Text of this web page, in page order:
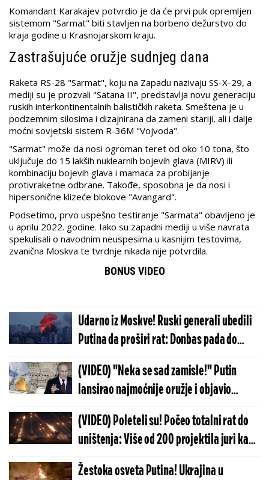
Komandant Karakajev potvrdio je da će prvi puk opremljen
sistemom "Sarmat" biti stavljen na borbeno dežurstvo do
kraja godine u Krasnojarskom kraju.
Zastrašujuće oružje sudnjeg dana
Raketa RS-28 "Sarmat", koju na Zapadu nazivaju SS-X-29, a
mediji su je prozvali "Satana II", predstavlja novu generaciju
ruskih interkontinentalnih balističkih raketa. Smeštena je u
podzemnim silosima i dizajnirana da zameni stariji, ali i dalje
moćni sovjetski sistem R-36M "Vojvoda".
"Sarmat" može da nosi ogroman teret od oko 10 tona, što
uključuje do 15 lakših nuklearnih bojevih glava (MIRV) ili
kombinaciju bojevih glava i mamaca za probijanje
protivraketne odbrane. Takođe, sposobna je da nosi i
hipersonične klizeće blokove "Avangard".
Podsetimo, prvo uspešno testiranje "Sarmata" obavljeno je
u aprilu 2022. godine. Iako su zapadni mediji u više navrata
spekulisali o navodnim neuspesima u kasnijim testovima,
zvanična Moskva te tvrdnje nikada nije potvrdila.
BONUS VIDEO
Udarno iz Moskve! Ruski generali ubedili
Putina da proširi rat: Donbas pada do
jesni, a onda kreću na dva ključna grada
(VIDEO) "Neka se sad zamisle!" Putin
lansirao najmoćnije oružje i objavio
šokantne vesti - Sve je preokrenuo u
sekundi...
(VIDEO) Poleteli su! Počeo totalni rat do
uništenja: Više od 200 projektila juri ka
ciljevima, svet gleda u nebo i čeka najgore
Žestoka osveta Putina! Ukrajina u